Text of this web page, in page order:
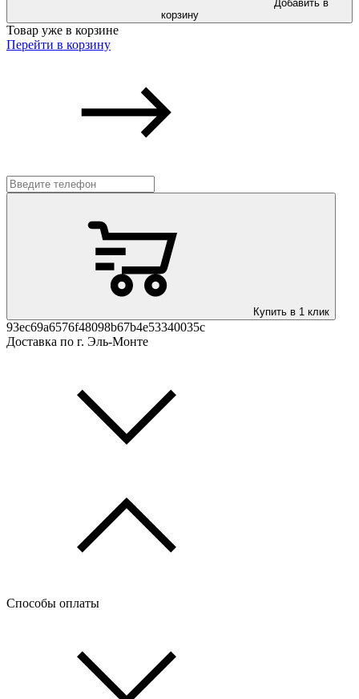
корзину
Товар уже в корзине
Перейти в корзину
Купить в 1 клик
93ec69a6576f48098b67b4e53340035c
Доставка по г. Эль-Монте
Способы оплаты